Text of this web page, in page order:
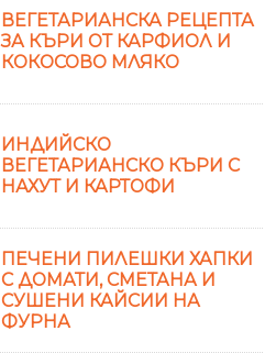
ВЕГЕТАРИАНСКА РЕЦЕПТА
ЗА КЪРИ ОТ КАРФИОЛ И
КОКОСОВО МЛЯКО
ИНДИЙСКО
ВЕГЕТАРИАНСКО КЪРИ С
НАХУТ И КАРТОФИ
ПЕЧЕНИ ПИЛЕШКИ ХАПКИ
С ДОМАТИ, СМЕТАНА И
СУШЕНИ КАЙСИИ НА
ФУРНА